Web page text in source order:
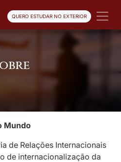
QUERO ESTUDAR NO EXTERIOR
Mundo
de Relações Internacionais
de internacionalização da